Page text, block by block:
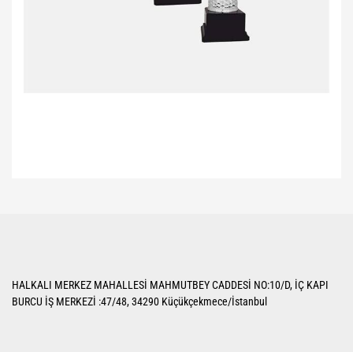
Ürün açıklamasında eksik bilgiler bulunuyor.
HALKALI MERKEZ MAHALLESİ MAHMUTBEY CADDESİ NO:10/D, İÇ KAPI
BURCU İŞ MERKEZİ :47/48, 34290 Küçükçekmece/İstanbul